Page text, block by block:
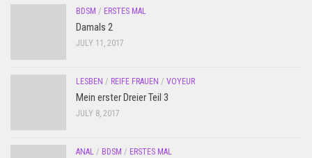
BDSM / ERSTES MAL
Damals 2
JULY 11, 2017
LESBEN / REIFE FRAUEN / VOYEUR
Mein erster Dreier Teil 3
JULY 8, 2017
ANAL / BDSM / ERSTES MAL